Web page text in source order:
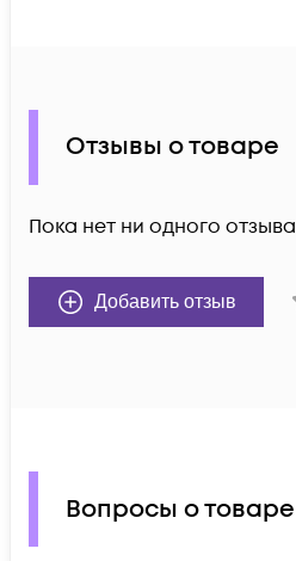
Отзывы о товаре
Пока нет ни одного отзыва
Добавить отзыв
Вопросы о товаре